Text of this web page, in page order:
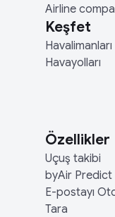
Airline
Keşfet
Havalimanları
Havayolları
Özellikler
Uçuş takibi
byAir Predict
E-postayı
Tara